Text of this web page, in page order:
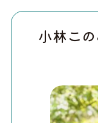
小林こ